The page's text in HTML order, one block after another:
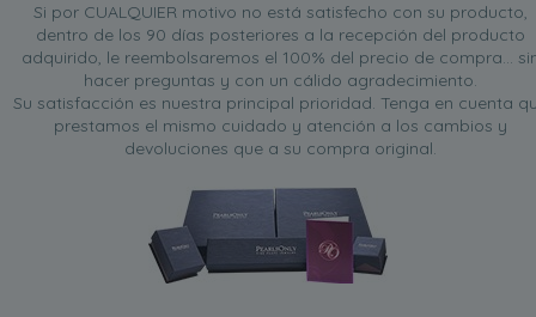
Si por CUALQUIER motivo no está satisfecho con su producto,
dentro de los 90 días posteriores a la recepción del producto
adquirido, le reembolsaremos el 100% del precio de compra...
hacer preguntas y con un cálido agradecimiento.
Su satisfacción es nuestra principal prioridad. Tenga en cuenta
prestamos el mismo cuidado y atención a los cambios y
devoluciones que a su compra original.